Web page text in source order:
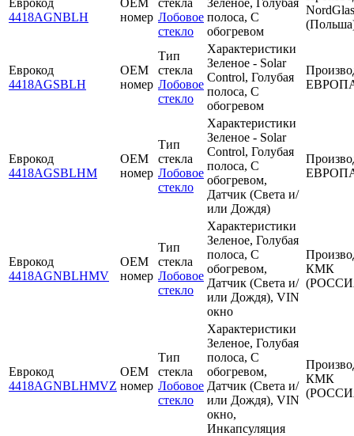
4418AGNBLH
номер Лобовое
стекло
полоса, С
обогревом
Еврокод
4418AGSBLH
OEM
номер
Тип
стекла
Лобовое
стекло
Характеристики
Зеленое - Solar
Control, Голубая
полоса, С
обогревом
Еврокод
4418AGSBLHM
OEM
номер
Тип
стекла
Лобовое
стекло
Характеристики
Зеленое - Solar
Control, Голубая
полоса, С
обогревом,
Датчик (Света и/
или Дождя)
Еврокод
4418AGNBLHMV
OEM
номер
Тип
стекла
Лобовое
стекло
Характеристики
Зеленое, Голубая
полоса, С
обогревом,
Датчик (Света и/
или Дождя), VIN
окно
КМК
Еврокод
4418AGNBLHMVZ
OEM
номер
Тип
стекла
Лобовое
стекло
Характеристики
Зеленое, Голубая
полоса, С
обогревом,
Датчик (Света и/
или Дождя), VIN
окно,
Инкапсуляция
КМК